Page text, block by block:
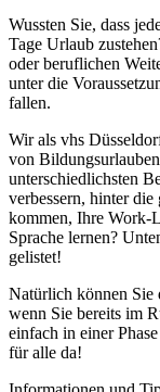
Wussten Sie, dass
Tage Urlaub
oder beruflichen
unter die
fallen.
Wir als vhs
von
unterschiedlichsten
verbessern, hinter
kommen, Ihre Work-
Sprache lernen?
gelistet!
Natürlich können Sie
wenn Sie bereits im
einfach in einer
für alle da!